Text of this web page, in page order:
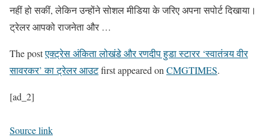
नहीं हो सकीं, लेकिन उन्होंने सोशल मीडिया के जरिए अपना सपोर्ट दिखाया।
ट्रेलर आपको राजनेता और …
The postएक्ट्रेस अंकिता लोखंडे और रणदीप हुडा स्टारर ‘स्वातंत्र्य वीर
सावरकर’ का ट्रेलर आउटfirst appeared on CMGTIMES.
[ad_2]
Source link